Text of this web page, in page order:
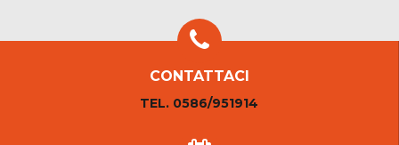
CONTATTACI
TEL. 0586/951914